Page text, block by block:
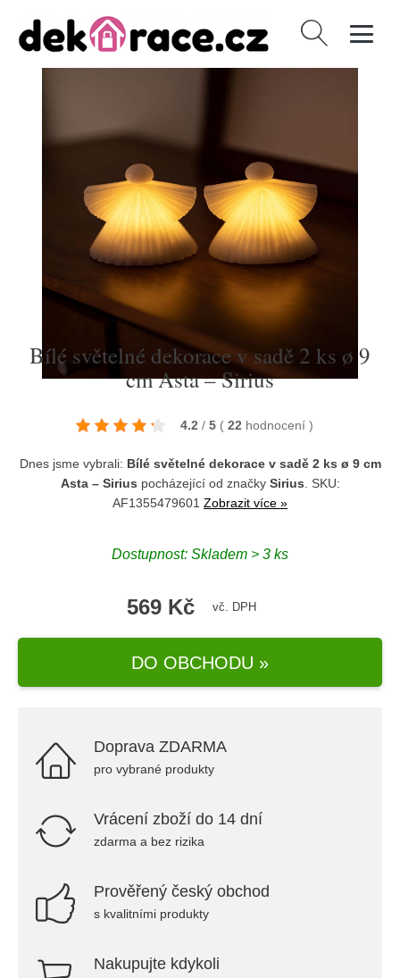
Vyhledávání
Bílé světelné dekorace v sadě 2 ks ø 9
cm Asta – Sirius
4.2 / 5 ( 22 hodnocení )
Dnes jsme vybrali: Bílé světelné dekorace v sadě 2 ks ø 9 cm
Asta – Sirius pocházející od značky Sirius . SKU:
AF1355479601 Zobrazit více »
Dostupnost: Skladem > 3 ks
569 Kč vč. DPH
DO OBCHODU »
Doprava ZDARMA
pro vybrané produkty
Vrácení zboží do 14 dní
zdarma a bez rizika
Prověřený český obchod
s kvalitními produkty
Nakupujte kdykoli